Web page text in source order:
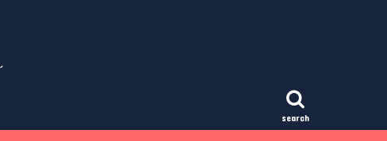
search